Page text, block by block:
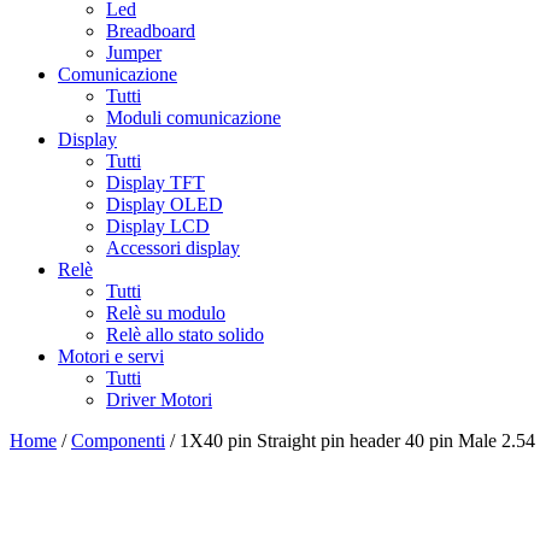
Led
Breadboard
Jumper
Comunicazione
Tutti
Moduli comunicazione
Display
Tutti
Display TFT
Display OLED
Display LCD
Accessori display
Relè
Tutti
Relè su modulo
Relè allo stato solido
Motori e servi
Tutti
Driver Motori
Home /Componenti / 1X40 pin Straight pin header 40 pin Male 2.54